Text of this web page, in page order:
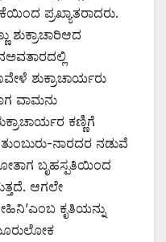
ಪ್ರಖ್ಯಾತರಾದರು.
ಶುಕ್ರಾಚಾರಿಆದ
ಶುಕ್ರಾಚಾರ್ಯರು
ವಾಮನು
ಕಣ್ಣಿಗೆ
ತುಂಬುರು-ನಾರದರ ನಡುವೆ
ಬೃಹಸ್ಪತಿಯಿಂದ
ಆಗಲೇ
ಕೃತಿಯನ್ನು